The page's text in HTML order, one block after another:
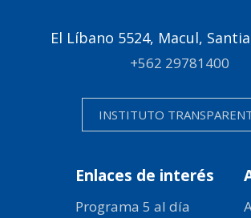
El Líbano 5524, Macul,
+562 29781400
INSTITUTO
Enlaces de interés
Programa 5 al día